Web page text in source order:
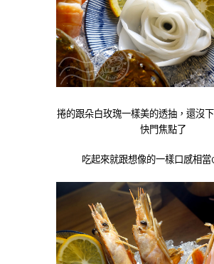
捲的跟朵白玫瑰一樣美的透抽，還沒
快門焦點了
吃起來就跟想像的一樣口感相當